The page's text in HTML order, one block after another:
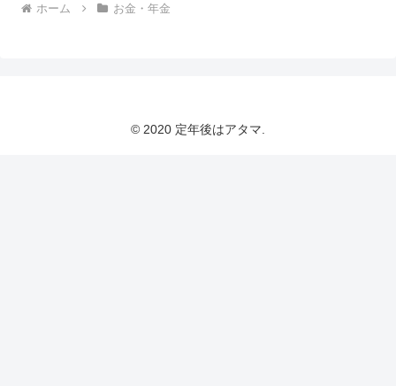
ホーム お金・年金
© 2020 定年後はアタマ.